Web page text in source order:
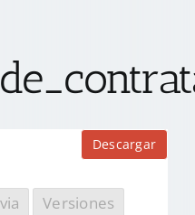
Descargar
Versiones